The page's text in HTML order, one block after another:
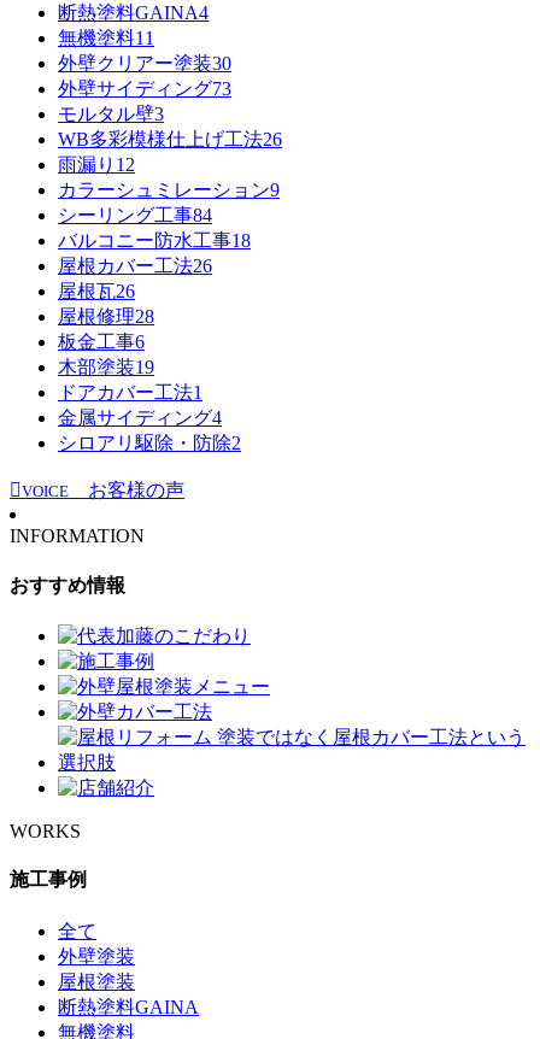
断熱塗料GAINA4
無機塗料11
外壁クリアー塗装30
外壁サイディング73
モルタル壁3
WB多彩模様仕上げ工法26
雨漏り 12
カラーシュミレーション9
シーリング工事84
バルコニー防水工事18
屋根カバー工法26
屋根瓦26
屋根修理28
板金工事6
木部塗装19
ドアカバー工法1
金属サイディング4
シロアリ駆除・防除2
VOICE お客様の声
INFORMATION
おすすめ情報
WORKS
施工事例
全て
外壁塗装
屋根塗装
断熱塗料GAINA
無機塗料